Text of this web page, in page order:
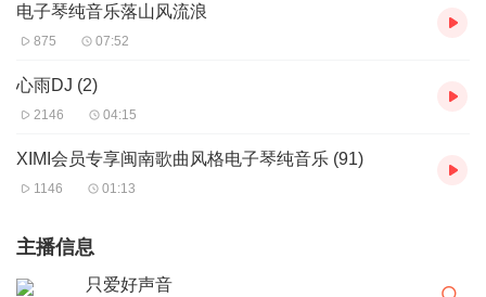
电子琴纯音乐落山风流浪
875 07:52
心雨DJ (2)
2146 04:15
XIMI会员专享闽南歌曲风格电子琴纯音乐 (91)
1146 01:13
主播信息
只爱好声音